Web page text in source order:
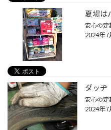
夏場は
2024年7
ダッ
2024年7